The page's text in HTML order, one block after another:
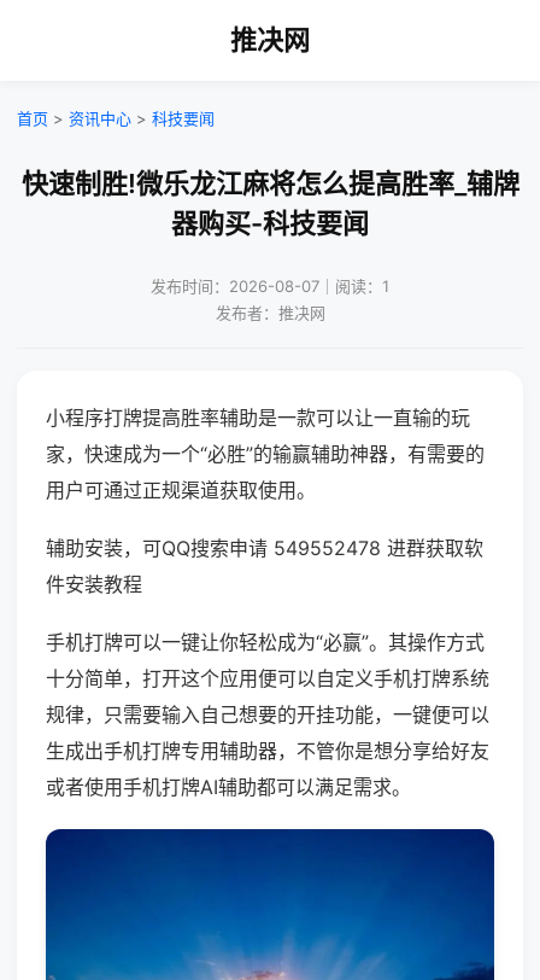
推决网
首页 > 资讯中心 > 科技要闻
快速制胜!微乐龙江麻将怎么提高胜率_辅牌
器购买-科技要闻
发布时间：2026-08-07｜阅读：1
发布者：推决网
小程序打牌提高胜率辅助是一款可以让一直输的玩
家，快速成为一个“必胜”的输赢辅助神器，有需要的
用户可通过正规渠道获取使用。
辅助安装，可QQ搜索申请 549552478 进群获取软
件安装教程
手机打牌可以一键让你轻松成为“必赢”。其操作方式
十分简单，打开这个应用便可以自定义手机打牌系统
规律，只需要输入自己想要的开挂功能，一键便可以
生成出手机打牌专用辅助器，不管你是想分享给好友
或者使用手机打牌AI辅助都可以满足需求。